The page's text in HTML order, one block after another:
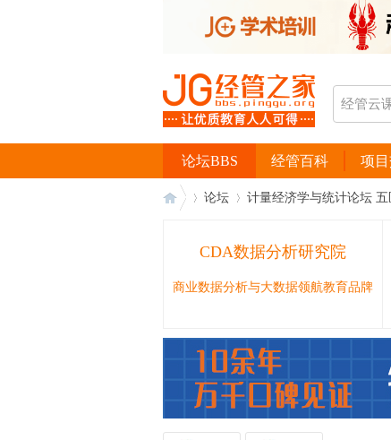
经管百科 项
论坛BBS
论坛 计量经济学与统计论坛 五
CDA数据分析研究院
商业数据分析与大数据领航教育品牌